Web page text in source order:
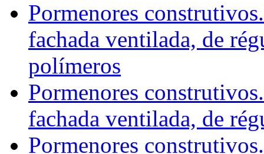
Pormenores
fachada ventilada, de
polímeros
Pormenores
fachada ventilada, de
Pormenores